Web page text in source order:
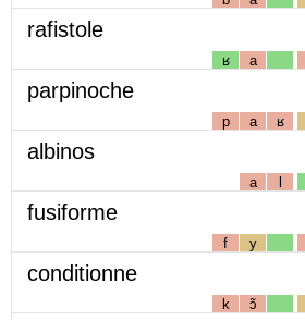
rafistole
ʁ a
parpinoche
p a ʁ
albinos
a l
fusiforme
f y
conditionne
k ɔ̃